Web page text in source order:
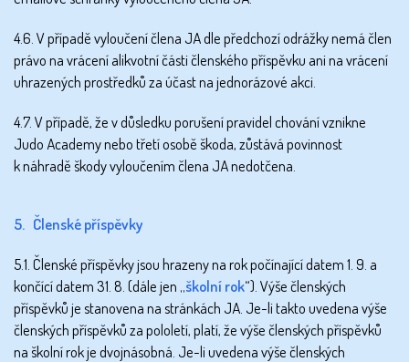
4.6. V případě vyloučení člena JA dle předchozí odrážky nemá člen
právo na vrácení alikvotní části členského příspěvku ani na vrácení
uhrazených prostředků za účast na jednorázové akci.
4.7. V případě, že v důsledku porušení pravidel chování vznikne
Judo Academy nebo třetí osobě škoda, zůstává povinnost
k náhradě škody vyloučením člena JA nedotčena.
5. Členské příspěvky
5.1. Členské příspěvky jsou hrazeny na rok počínající datem 1. 9. a
končící datem 31. 8. (dále jen „školní rok“). Výše členských
příspěvků je stanovena na stránkách JA. Je-li takto uvedena výše
členských příspěvků za pololetí, platí, že výše členských příspěvků
na školní rok je dvojnásobná. Je-li uvedena výše členských